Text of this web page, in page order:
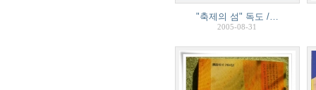
"축제의 섬" 독도 /…
2005-08-31